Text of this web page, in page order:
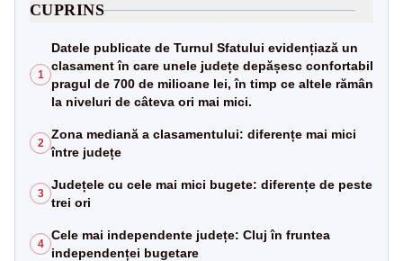
CUPRINS
1
Datele publicate de Turnul Sfatului evidențiază un
clasament în care unele județe depășesc confortabil
pragul de 700 de milioane lei, în timp ce altele rămân
la niveluri de câteva ori mai mici.
2
Zona mediană a clasamentului: diferențe mai mici
între județe
3
Județele cu cele mai mici bugete: diferențe de peste
trei ori
4
Cele mai independente județe: Cluj în fruntea
independenței bugetare